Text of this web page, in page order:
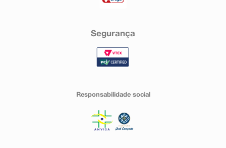
Segurança
Responsabilidade social